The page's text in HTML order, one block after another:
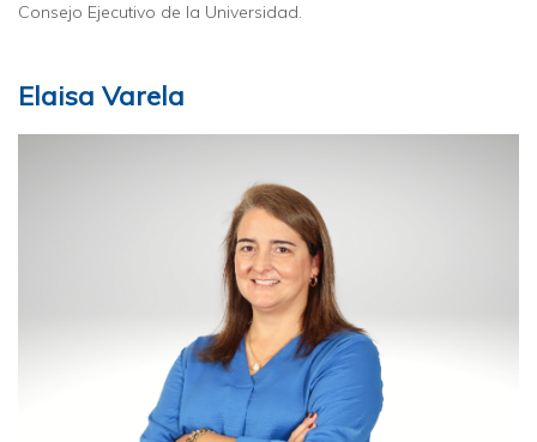
Consejo Ejecutivo de la Universidad.
Elaisa Varela